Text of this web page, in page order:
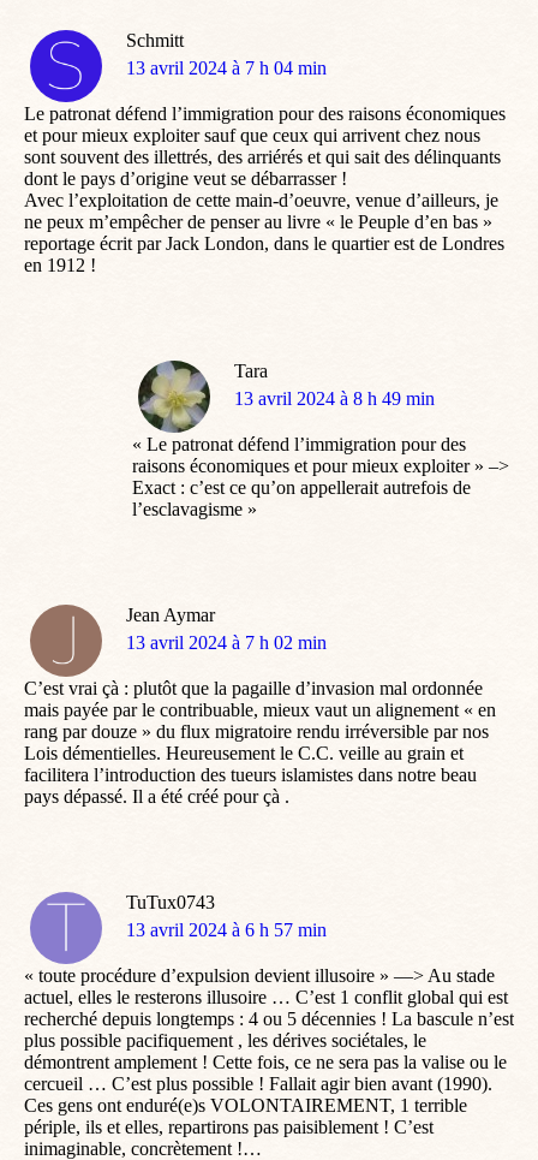
Schmitt
dit
13 avril 2024 à 7 h 04 min
Le patronat défend l’immigration pour des raisons économiques
et pour mieux exploiter sauf que ceux qui arrivent chez nous
sont souvent des illettrés, des arriérés et qui sait des délinquants
dont le pays d’origine veut se débarrasser !
Avec l’exploitation de cette main-d’oeuvre, venue d’ailleurs, je
ne peux m’empêcher de penser au livre « le Peuple d’en bas »
reportage écrit par Jack London, dans le quartier est de Londres
en 1912 !
Tara
dit
13 avril 2024 à 8 h 49 min
« Le patronat défend l’immigration pour des
raisons économiques et pour mieux exploiter » –>
Exact : c’est ce qu’on appellerait autrefois de
l’esclavagisme »
Jean Aymar
dit
13 avril 2024 à 7 h 02 min
C’est vrai çà : plutôt que la pagaille d’invasion mal ordonnée
mais payée par le contribuable, mieux vaut un alignement « en
rang par douze » du flux migratoire rendu irréversible par nos
Lois démentielles. Heureusement le C.C. veille au grain et
facilitera l’introduction des tueurs islamistes dans notre beau
pays dépassé. Il a été créé pour çà .
TuTux0743
dit
13 avril 2024 à 6 h 57 min
« toute procédure d’expulsion devient illusoire » —> Au stade
actuel, elles le resterons illusoire … C’est 1 conflit global qui est
recherché depuis longtemps : 4 ou 5 décennies ! La bascule n’est
plus possible pacifiquement , les dérives sociétales, le
démontrent amplement ! Cette fois, ce ne sera pas la valise ou le
cercueil … C’est plus possible ! Fallait agir bien avant (1990).
Ces gens ont enduré(e)s VOLONTAIREMENT, 1 terrible
périple, ils et elles, repartirons pas paisiblement ! C’est
inimaginable, concrètement !…